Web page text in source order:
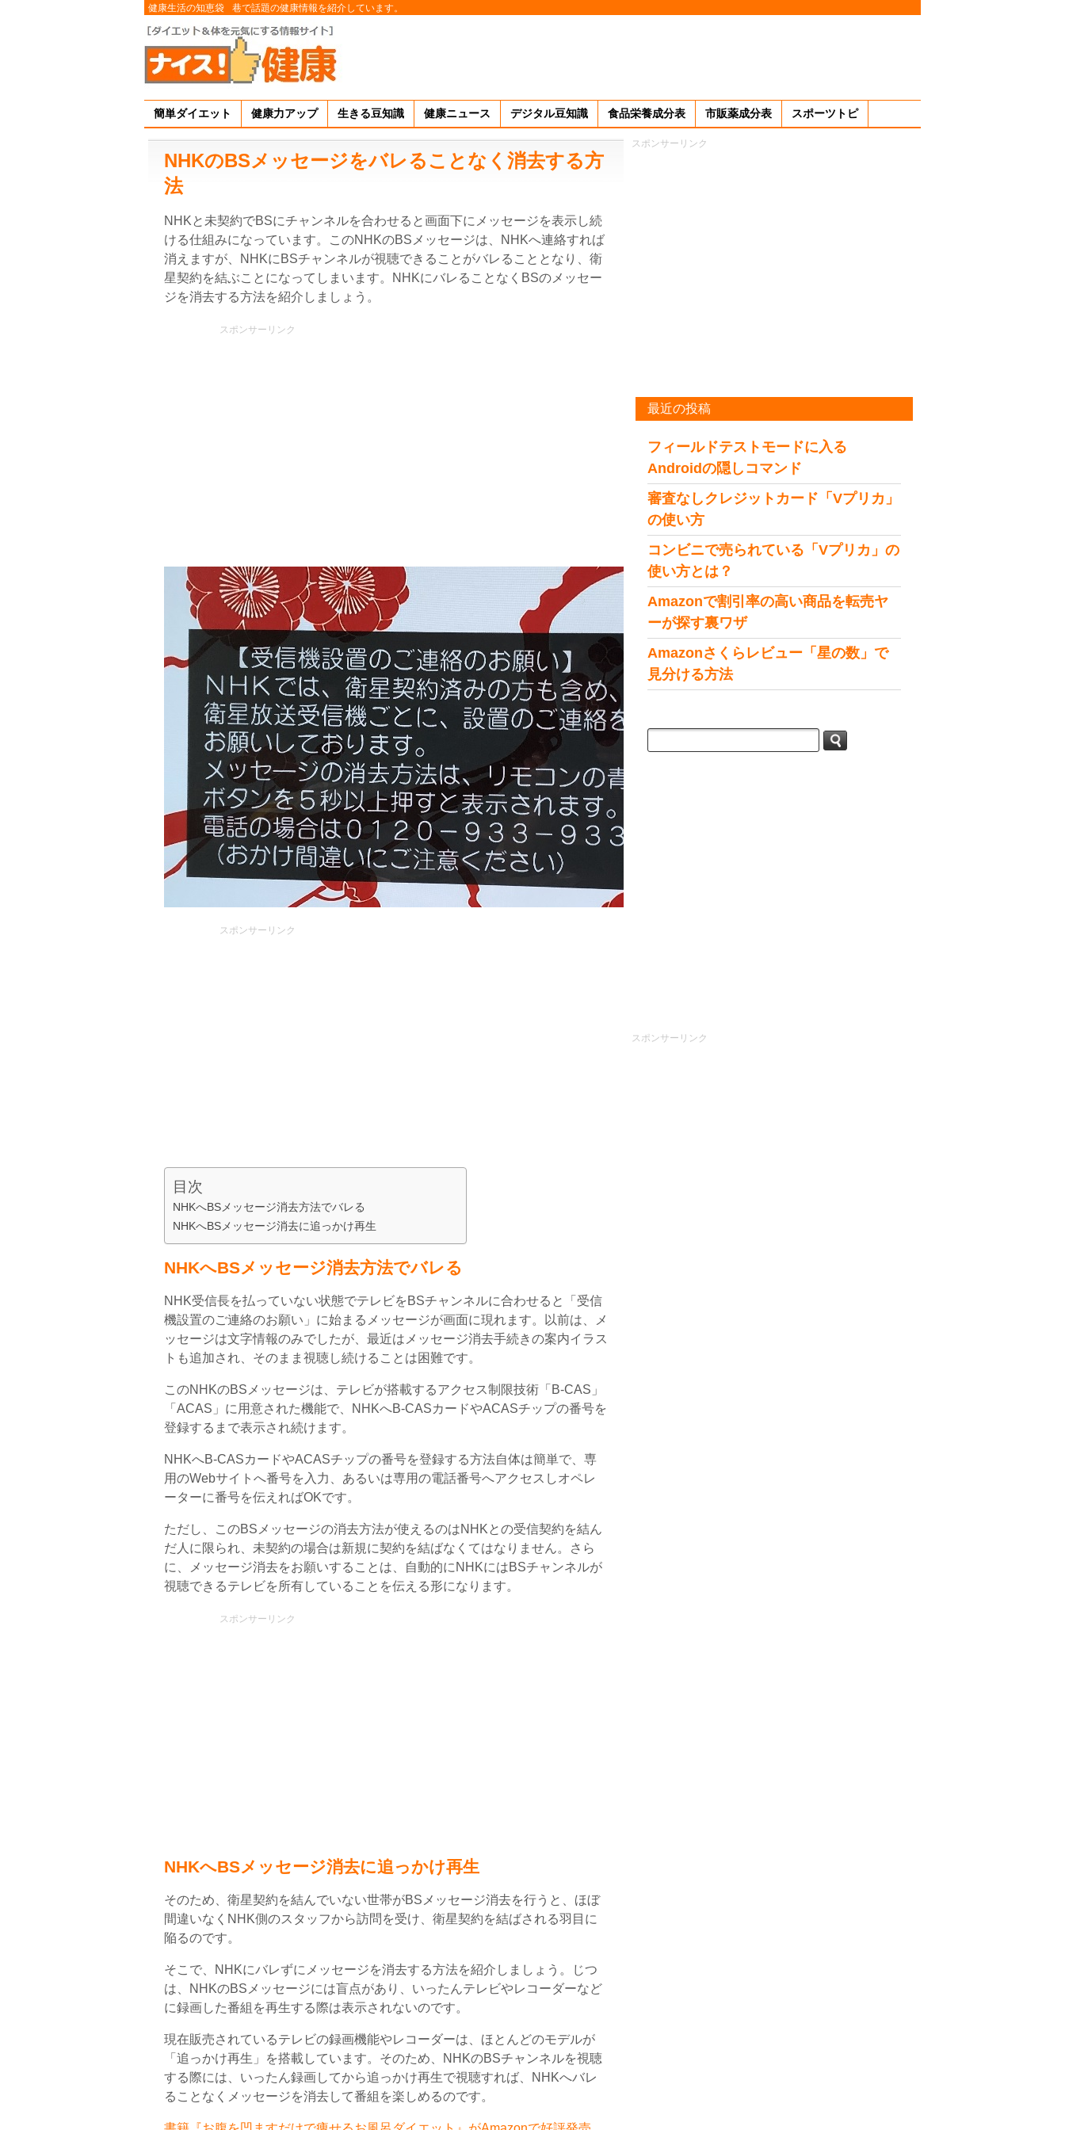
健康生活の知恵袋 巷で話題の健康情報を紹介しています。
簡単ダイエット 健康力アップ 生きる豆知識 健康ニュース デジタル豆知識 食品栄養成分表 市販薬成分表 スポーツトピ
NHKのBSメッセージをバレることなく消去する方
法
NHKと未契約でBSにチャンネルを合わせると画面下にメッセージを表示し続
ける仕組みになっています。このNHKのBSメッセージは、NHKへ連絡すれば
消えますが、NHKにBSチャンネルが視聴できることがバレることとなり、衛
星契約を結ぶことになってしまいます。NHKにバレることなくBSのメッセー
ジを消去する方法を紹介しましょう。
スポンサーリンク
スポンサーリンク
目次
NHKへBSメッセージ消去方法でバレる
NHKへBSメッセージ消去に追っかけ再生
NHKへBSメッセージ消去方法でバレる
NHK受信長を払っていない状態でテレビをBSチャンネルに合わせると「受信
機設置のご連絡のお願い」に始まるメッセージが画面に現れます。以前は、メ
ッセージは文字情報のみでしたが、最近はメッセージ消去手続きの案内イラス
トも追加され、そのまま視聴し続けることは困難です。
このNHKのBSメッセージは、テレビが搭載するアクセス制限技術「B-CAS」
「ACAS」に用意された機能で、NHKへB-CASカードやACASチップの番号を
登録するまで表示され続けます。
NHKへB-CASカードやACASチップの番号を登録する方法自体は簡単で、専
用のWebサイトへ番号を入力、あるいは専用の電話番号へアクセスしオペレ
ーターに番号を伝えればOKです。
ただし、このBSメッセージの消去方法が使えるのはNHKとの受信契約を結ん
だ人に限られ、未契約の場合は新規に契約を結ばなくてはなりません。さら
に、メッセージ消去をお願いすることは、自動的にNHKにはBSチャンネルが
視聴できるテレビを所有していることを伝える形になります。
スポンサーリンク
NHKへBSメッセージ消去に追っかけ再生
そのため、衛星契約を結んでいない世帯がBSメッセージ消去を行うと、ほぼ
間違いなくNHK側のスタッフから訪問を受け、衛星契約を結ばされる羽目に
陥るのです。
そこで、NHKにバレずにメッセージを消去する方法を紹介しましょう。じつ
は、NHKのBSメッセージには盲点があり、いったんテレビやレコーダーなど
に録画した番組を再生する際は表示されないのです。
現在販売されているテレビの録画機能やレコーダーは、ほとんどのモデルが
「追っかけ再生」を搭載しています。そのため、NHKのBSチャンネルを視聴
する際には、いったん録画してから追っかけ再生で視聴すれば、NHKへバレ
ることなくメッセージを消去して番組を楽しめるのです。
スポンサーリンク
最近の投稿
フィールドテストモードに入る
Androidの隠しコマンド
審査なしクレジットカード「Vプリカ」
の使い方
コンビニで売られている「Vプリカ」の
使い方とは？
Amazonで割引率の高い商品を転売ヤ
ーが探す裏ワザ
Amazonさくらレビュー「星の数」で
見分ける方法
スポンサーリンク